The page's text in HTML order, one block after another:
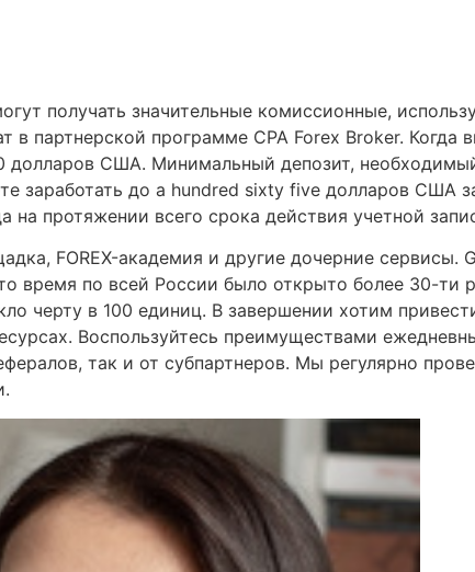
получать значительные комиссионные,
партнерской программе CPA Forex Broker. Когда
долларов США. Минимальный депозит,
заработать до a hundred sixty five долларов США
на протяжении всего срока действия учетной
FOREX-академия и другие дочерние сервисы.
время по всей России было открыто более 30-ти
черту в 100 единиц. В завершении хотим
Воспользуйтесь преимуществами
так и от субпартнеров. Мы регулярно